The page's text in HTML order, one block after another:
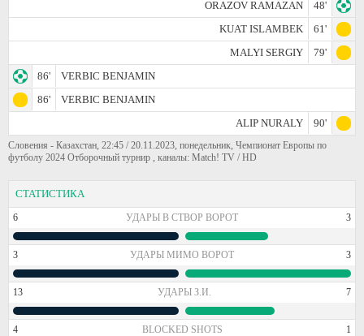
ORAZOV RAMAZAN
48'
KUAT ISLAMBEK
61'
MALYI SERGIY
79'
86'
VERBIC BENJAMIN
86'
VERBIC BENJAMIN
ALIP NURALY
90'
Словения - Казахстан, 22:45 / 20.11.2023, понедельник, Чемпионат Европы по
футболу 2024 Отборочный турнир , каналы: Match! TV / HD
СТАТИСТИКА
6 УДАРЫ В СТВОР ВОРОТ 3
3 УДАРЫ МИМО ВОРОТ 3
13 УДАРЫ З.И. 7
4 BLOCKED SHOTS 1